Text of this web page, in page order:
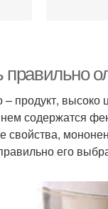
правильно
продукт, высоко
содержатся
свойства,
его